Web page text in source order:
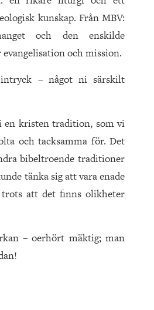
kunskap. Från MBV:
och den enskilde
och mission.
intryck – något ni särskilt
en kristen tradition, som vi
och tacksamma för. Det
bibeltroende traditioner
tänka sig att vara enade
att det finns olikheter
– oerhört mäktig; man